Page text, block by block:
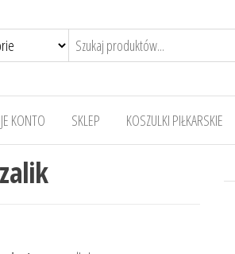
KONTO SKLEP KOSZULKI PIŁKARSKIE
wynosiła: 35,00zł.
cena wynosi: 30,00zł.